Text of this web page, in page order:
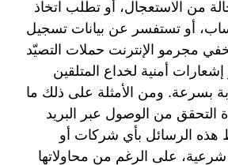
من الاستعجال، أو تطلب اتخاذ
أو تستفسر عن بيانات تسجيل
مجرمو الإنترنت حملات التصيّد
أمنية لخداع المتلقين
بسرعة. ومن الأمثلة على ذلك ما
التحقق من الوصول عبر البريد
هذه الرسائل بأي شركات أو
على الرغم من محاولاتها